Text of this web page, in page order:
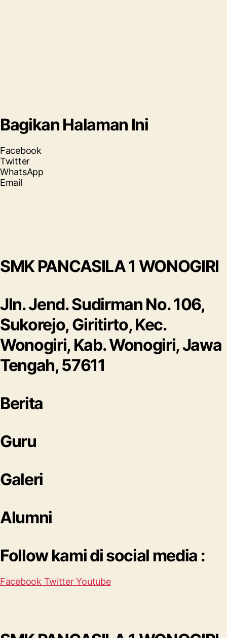
Bagikan Halaman Ini
Facebook
Twitter
WhatsApp
Email
SMK PANCASILA 1 WONOGIRI
Jln. Jend. Sudirman No. 106,
Sukorejo, Giritirto, Kec.
Wonogiri, Kab. Wonogiri, Jawa
Tengah, 57611
Berita
Guru
Galeri
Alumni
Follow kami di social media :
Facebook Twitter Youtube